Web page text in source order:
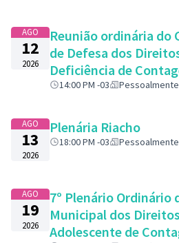
AGO
12
2026
Reunião ordinária do
de Defesa dos
Deficiência de
14:00 PM -03 Pessoalmente
AGO
13
2026
Plenária Riacho
18:00 PM -03 Pessoalmente
AGO
19
2026
7º Plenário Ordinário
Municipal dos
Adolescente de